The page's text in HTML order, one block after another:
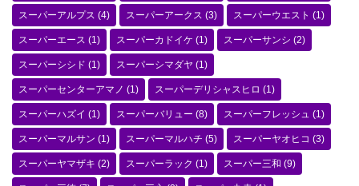
スーパーアルプス (4) スーパーアークス (3) スーパーウエスト (1)
スーパーエース (1) スーパーカドイケ (1) スーパーサンシ (2)
スーパーシシド (1) スーパーシマダヤ (1)
スーパーセンターアマノ (1) スーパーデリシャスヒロ (1)
スーパーハズイ (1) スーパーバリュー (8) スーパーフレッシュ (1)
スーパーマルサン (1) スーパーマルハチ (5) スーパーヤオヒコ (3)
スーパーヤマザキ (2) スーパーラック (1) スーパー三和 (9)